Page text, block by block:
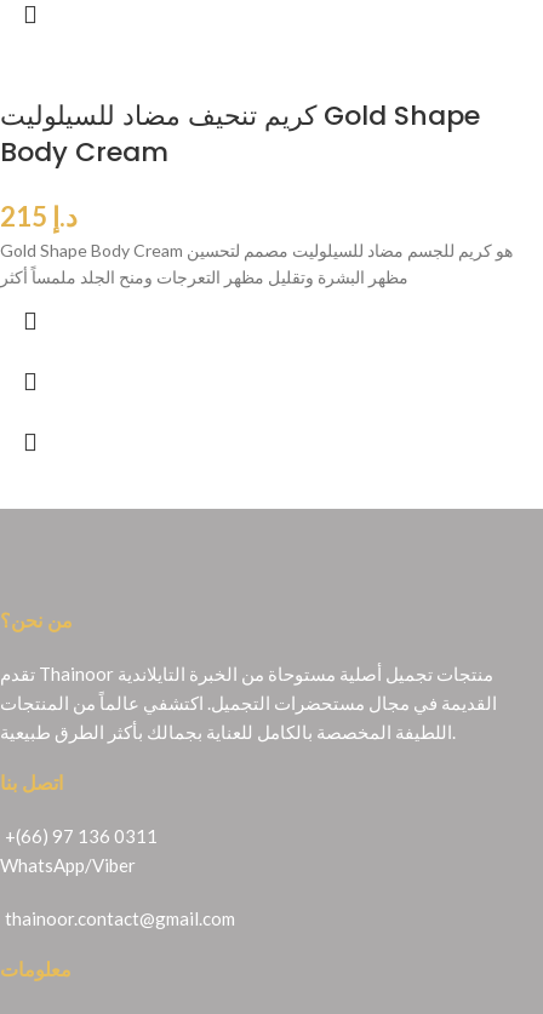
كريم تنحيف مضاد للسيلوليت Gold Shape
Body Cream
د.إ
Gold Shape Body Cream هو كريم للجسم مضاد للسيلوليت مصمم لتحسين
مظهر البشرة وتقليل مظهر التعرجات ومنح الجلد ملمساً أكثر
من نحن؟
تقدم Thainoor منتجات تجميل أصلية مستوحاة من الخبرة التايلاندية
القديمة في مجال مستحضرات التجميل. اكتشفي عالماً من المنتجات
اللطيفة المخصصة بالكامل للعناية بجمالك بأكثر الطرق طبيعية.
اتصل بنا
+(66) 97 136 0311
WhatsApp/Viber
thainoor.contact@gmail.com
معلومات